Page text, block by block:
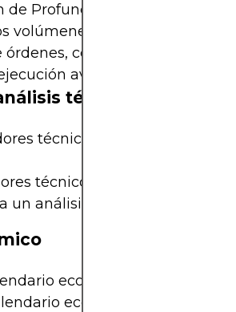
Profundidad de Mercado
volúmenes de compra y venta
como las órdenes
avanzada de órdenes.
técnico
técnicos integrados y 9
técnicos, 44 objetos
un análisis más granular.
económico integrado.
económico integrado